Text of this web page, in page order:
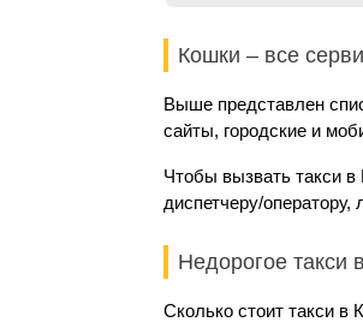
Кошки – все
Выше представлен
сайты, городские и
Чтобы вызвать такси в
диспетчеру/
Недорогое такси
Сколько стоит такси в